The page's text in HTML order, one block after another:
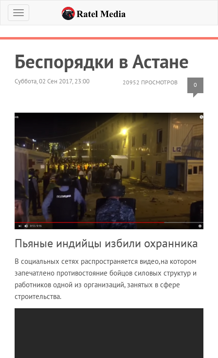
Меню
Беспорядки в Астане
20952 ПРОСМОТРОВ 0
Суббота, 02 Сен 2017, 23:00
Пьяные индийцы избили охранника
В социальных сетях распространяется видео,на котором
запечатлено противостояние бойцов силовых структур и
работников одной из организаций, занятых в сфере
строительства.